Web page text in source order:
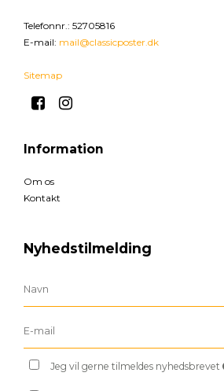
Telefonnr.: 52705816
E-mail: mail@classicposter.dk
Sitemap
Information
Om os
Kontakt
Nyhedstilmelding
Jeg vil gerne tilmeldes nyhedsbrevet